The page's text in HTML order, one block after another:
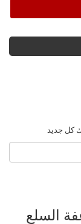
كل جديد
السلع